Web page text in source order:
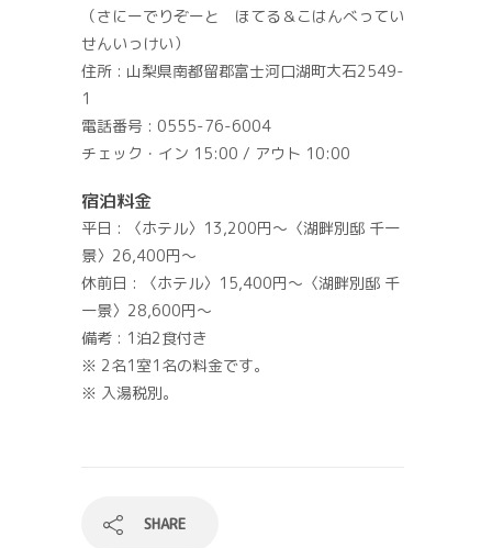
（さにーでりぞーと ほてる＆こはんべってい
せんいっけい）
住所 : 山梨県南都留郡富士河口湖町大石2549-
1
電話番号 : 0555-76-6004
チェック・イン 15:00 / アウト 10:00
宿泊料金
平日 : 〈ホテル〉13,200円～〈湖畔別邸 千一
景〉26,400円～
休前日 : 〈ホテル〉15,400円～〈湖畔別邸 千
一景〉28,600円～
備考 : 1泊2食付き
※ 2名1室1名の料金です。
※ 入湯税別。
SHARE